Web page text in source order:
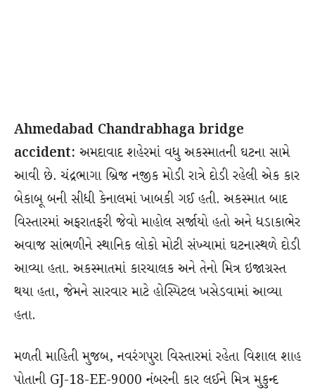
Ahmedabad Chandrabhaga bridge
accident: અમદાવાદ શહેરમાં વધુ અકસ્માતની ઘટના સામે
આવી છે. ચંદ્રભાગા બ્રિજ નજીક મોડી રાત્રે દોડી રહેલી એક કાર
બેકાબૂ બની સીધી કેનાલમાં ખાબકી ગઈ હતી. અકસ્માત બાદ
વિસ્તારમાં અફરાતફરી જેવો માહોલ સર્જાયો હતો અને ધડાકાભેર
અવાજ સાંભળીને સ્થાનિક લોકો મોટી સંખ્યામાં ઘટનાસ્થળે દોડી
આવ્યા હતા. અકસ્માતમાં કારચાલક અને તેનો મિત્ર ઇજાગ્રસ્ત
થયા હતા, જેમને સારવાર માટે હોસ્પિટલ ખસેડવામાં આવ્યા
હતા.
મળતી માહિતી મુજબ, નવરંગપુરા વિસ્તારમાં રહેતા વિશાલ શાહ
પોતાની GJ-18-EE-9000 નંબરની કાર લઈને મિત્ર મુકુન્દ